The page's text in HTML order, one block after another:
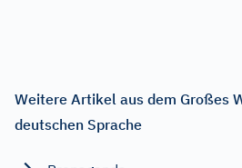
Weitere Artikel aus dem Großes
deutschen Sprache